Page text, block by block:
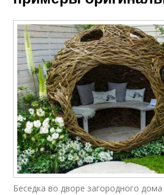
Беседка во дворе загородного